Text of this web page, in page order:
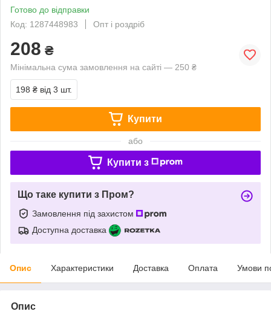
Готово до відправки
Код: 1287448983
Опт і роздріб
208 ₴
Мінімальна сума замовлення на сайті — 250 ₴
198 ₴ від 3 шт.
Купити
або
Купити з
Що таке купити з Пром?
Замовлення під захистом
Доступна доставка
Опис Характеристики Доставка Оплата Умови
Опис